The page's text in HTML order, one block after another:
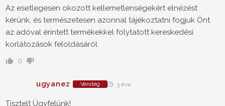
Az esetlegesen okozott kellemetlenségekért elnézést
kérünk, és természetesen azonnal tájékoztatni fogjuk Önt
az adóval érintett termékekkel folytatott kereskedési
korlátozások feloldásáról.
0
ugyanez Vendég 3 éve
Tisztelt Ügyfelünk!